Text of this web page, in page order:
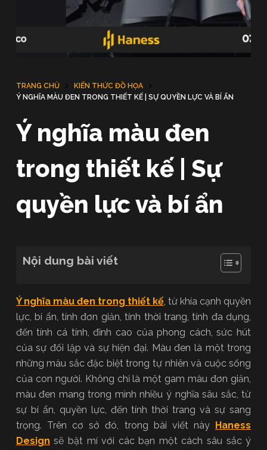
g
TRANG CHỦ
KIẾN THỨC ĐỒ HỌA
Ý NGHĨA MÀU ĐEN TRONG THIẾT KẾ | SỰ QUYỀN LỰC VÀ BÍ ẨN
Ý nghĩa màu đen
trong thiết kế | Sự
quyền lực và bí ẩn
Nội dung bài viết
Ý nghĩa màu đen trong thiết kế, từ khía cạnh quyền
lực, bí ẩn, tính đơn giản, tính thời trang, tính đa dụng,
đến tính cá tính, đỉnh cao của phong cách, sức hút
của sự đối lập và sự hiện đại. Màu đen là một trong
những màu sắc đặc biệt trong tự nhiên và cuộc sống
của con người. Không chỉ là một gam màu đơn giản,
màu đen mang trong mình nhiều ý nghĩa sâu sắc, từ
sự bí ẩn, quyền lực, đến tính thời trang và sự sang
trọng. Trên cơ sở đó, trong bài viết này Haness
Design sẽ bật mí với các bạn một cách sâu sắc ý